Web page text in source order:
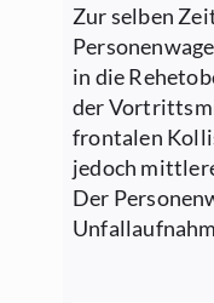
Zur selben
in die
der
frontalen
jedoch
Der